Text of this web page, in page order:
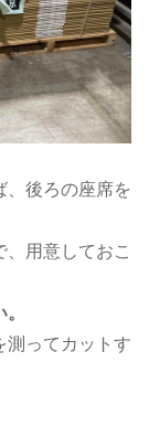
、後ろの座席を
用意しておこ
測ってカットす